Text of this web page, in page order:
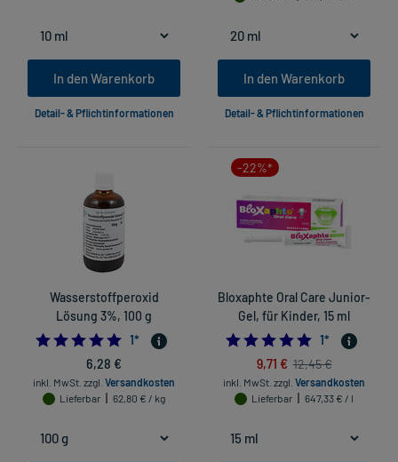
In den Warenkorb
Detail- & Pflichtinformationen
In den Warenkorb
Detail- & Pflichtinformationen
Wasserstoffperoxid
Lösung 3%, 100 g
5.0
1*
6,28 €
inkl. MwSt. zzgl. Versandkosten
Lieferbar
62,80 € / kg
-22%*
Bloxaphte Oral Care Junior-
Gel, für Kinder, 15 ml
5.0
1*
9,71 € 12,45 €
inkl. MwSt. zzgl. Versandkosten
Lieferbar
647,33 € / l